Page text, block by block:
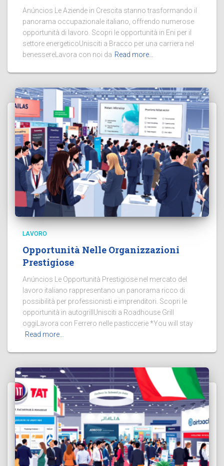
Anúncios Le Aziende in Crescita stanno trasformando il
panorama occupazionale italiano, offrendo numerose
opportunità di lavoro. Scopri le opportunità in Eni per il
settore energeticoUnisciti a Bracco per una carriera nel
benessereLavora con noi da Read more…
LAVORO
Opportunità Nelle Organizzazioni
Prestigiose
Anúncios Le Opportunità Prestigiose nel mercato del
lavoro italiano rappresentano un panorama ricco di
possibilità per professionisti e imprenditori. Scopri le
opportunità in autogrillUnisciti a Roadhouse Grill
oggiLavora con Ferrero nelle pasticcerie *You will stay
Read more…